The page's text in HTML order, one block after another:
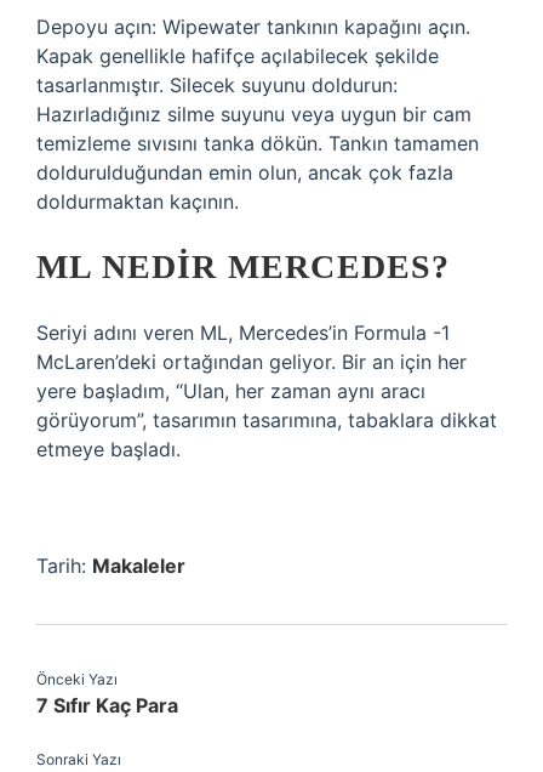
Depoyu açın: Wipewater tankının kapağını açın.
Kapak genellikle hafifçe açılabilecek şekilde
tasarlanmıştır. Silecek suyunu doldurun:
Hazırladığınız silme suyunu veya uygun bir cam
temizleme sıvısını tanka dökün. Tankın tamamen
doldurulduğundan emin olun, ancak çok fazla
doldurmaktan kaçının.
ML NEDIR MERCEDES?
Seriyi adını veren ML, Mercedes’in Formula -1
McLaren’deki ortağından geliyor. Bir an için her
yere başladım, “Ulan, her zaman aynı aracı
görüyorum”, tasarımın tasarımına, tabaklara dikkat
etmeye başladı.
Tarih: Makaleler
Önceki Yazı
7 Sıfır Kaç Para
Sonraki Yazı